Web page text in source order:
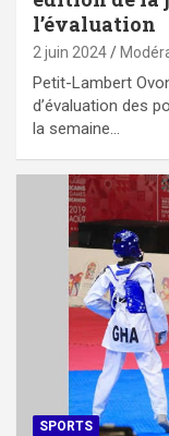
l’évaluation
2 juin 2024
Petit-Lambert
d’évaluation des
la semaine…
SPORTS